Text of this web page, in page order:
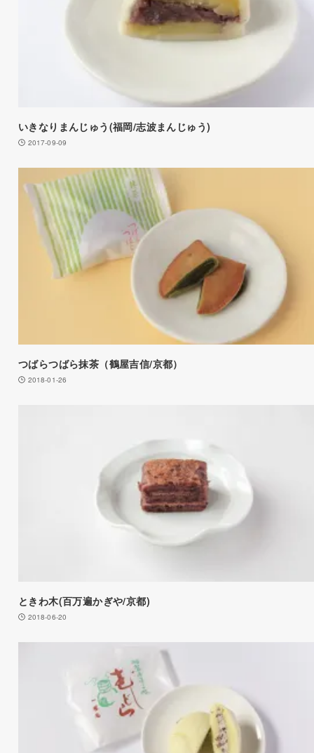
いきなりまんじゅう(福岡/志波まんじゅう)
2017-09-09
つばらつばら抹茶（鶴屋吉信/京都）
2018-01-26
ときわ木(百万遍かぎや/京都)
2018-06-20